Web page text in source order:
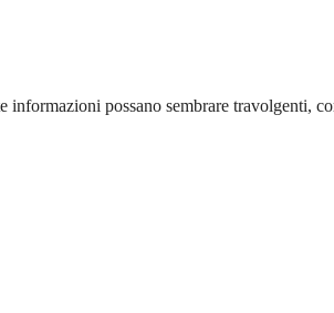
possano sembrare travolgenti,